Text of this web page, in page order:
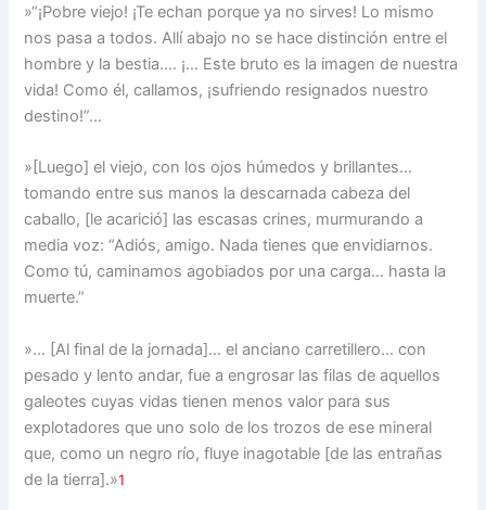
»“¡Pobre viejo! ¡Te echan porque ya no sirves! Lo mismo
nos pasa a todos. Allí abajo no se hace distinción entre el
hombre y la bestia…. ¡… Este bruto es la imagen de nuestra
vida! Como él, callamos, ¡sufriendo resignados nuestro
destino!”…
»[Luego] el viejo, con los ojos húmedos y brillantes…
tomando entre sus manos la descarnada cabeza del
caballo, [le acarició] las escasas crines, murmurando a
media voz: “Adiós, amigo. Nada tienes que envidiarnos.
Como tú, caminamos agobiados por una carga… hasta la
muerte.”
»… [Al final de la jornada]… el anciano carretillero… con
pesado y lento andar, fue a engrosar las filas de aquellos
galeotes cuyas vidas tienen menos valor para sus
explotadores que uno solo de los trozos de ese mineral
que, como un negro río, fluye inagotable [de las entrañas
de la tierra].»1